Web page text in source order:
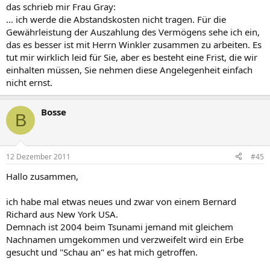
das schrieb mir Frau Gray:
... ich werde die Abstandskosten nicht tragen. Für die
Gewährleistung der Auszahlung des Vermögens sehe ich ein,
das es besser ist mit Herrn Winkler zusammen zu arbeiten. Es
tut mir wirklich leid für Sie, aber es besteht eine Frist, die wir
einhalten müssen, Sie nehmen diese Angelegenheit einfach
nicht ernst.
B Bosse
12 Dezember 2011 #45
Hallo zusammen,
ich habe mal etwas neues und zwar von einem Bernard
Richard aus New York USA.
Demnach ist 2004 beim Tsunami jemand mit gleichem
Nachnamen umgekommen und verzweifelt wird ein Erbe
gesucht und "Schau an" es hat mich getroffen.